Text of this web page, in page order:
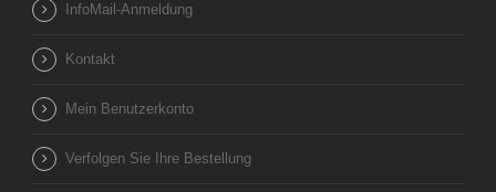
InfoMail-Anmeldung
Kontakt
Mein Benutzerkonto
Verfolgen Sie Ihre Bestellung